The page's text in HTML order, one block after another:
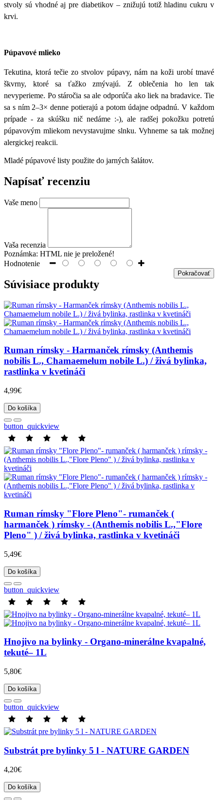
stvoly sú vhodné aj pre diabetikov – znižujú totiž hladinu cukru v
krvi.
Púpavové mlieko
Tekutina, ktorá tečie zo stvolov púpavy, nám na koži urobí tmavé
škvrny, ktoré sa ťažko zmývajú. Z oblečenia ho len tak
nevyperieme. Po stáročia sa ale odporúča ako liek na bradavice. Tie
sa s ním 2–3× denne potierajú a potom údajne odpadnú. V každom
prípade - za skúšku nič nedáme :-), ale radšej pokožku potretú
púpavovým mliekom nevystavujme slnku. Vyhneme sa tak možnej
alergickej reakcii.
Mladé púpavové listy použite do jarných šalátov.
Napísať recenziu
Vaše meno
Vaša recenzia
Poznámka: HTML nie je preložené!
Hodnotenie
Pokračovať
Súvisiace produkty
Ruman rímsky - Harmanček rímsky (Anthemis
nobilis L., Chamaemelum nobile L.) / živá bylinka,
rastlinka v kvetináči
4,99€
Do košíka
button_quickview
Ruman rímsky "Flore Pleno"- rumanček (
harmanček ) rímsky - (Anthemis nobilis L.,"Flore
Pleno" ) / živá bylinka, rastlinka v kvetináči
5,49€
Do košíka
button_quickview
Hnojivo na bylinky - Organo-minerálne kvapalné,
tekuté– 1L
5,80€
Do košíka
button_quickview
Substrát pre bylinky 5 l - NATURE GARDEN
4,20€
Do košíka